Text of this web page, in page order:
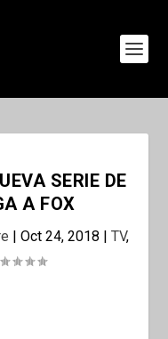
SERIE DE
A FOX
| Oct 24, 2018 | TV,